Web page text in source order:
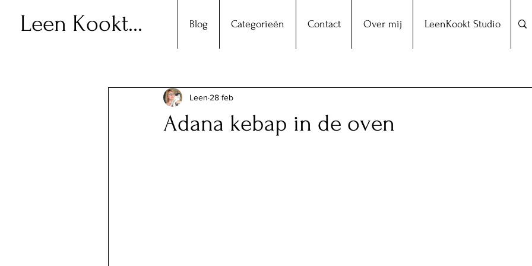
Leen Kookt... Blog Categorieën Contact Over mij LeenKookt Studio
Adana kebap in de oven
Leen 28 feb